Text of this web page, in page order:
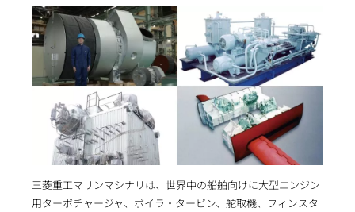
三菱重工マリンマシナリは、世界中の船舶向けに大型エンジン
用ターボチャージャ、ボイラ・タービン、舵取機、フィンスタ